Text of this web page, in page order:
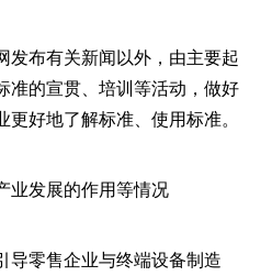
发布有关新闻以外，由主要起
准的宣贯、培训等活动，做好
好地了解标准、使用标准。
业发展的作用等情况
导零售企业与终端设备制造